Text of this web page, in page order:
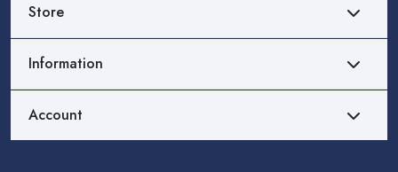
Store
Information
Account